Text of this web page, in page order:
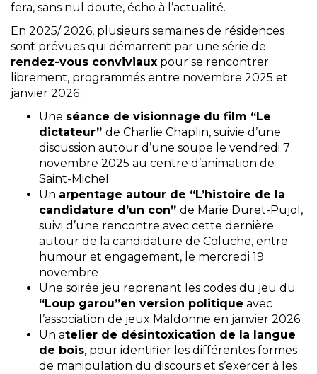
fera, sans nul doute, écho à l’actualité.
En 2025/ 2026, plusieurs semaines de résidences
sont prévues qui démarrent par une série de
rendez-vous conviviaux pour se rencontrer
librement, programmés entre novembre 2025 et
janvier 2026 :
Une séance de visionnage du film “Le
dictateur” de Charlie Chaplin, suivie d’une
discussion autour d’une soupe le vendredi 7
novembre 2025 au centre d’animation de
Saint-Michel
Un arpentage autour de “L’histoire de la
candidature d’un con” de Marie Duret-Pujol,
suivi d’une rencontre avec cette dernière
autour de la candidature de Coluche, entre
humour et engagement, le mercredi 19
novembre
Une soirée jeu reprenant les codes du jeu du
“Loup garou”en version politique avec
l’association de jeux Maldonne en janvier 2026
Un atelier de désintoxication de la langue
de bois, pour identifier les différentes formes
de manipulation du discours et s’exercer à les